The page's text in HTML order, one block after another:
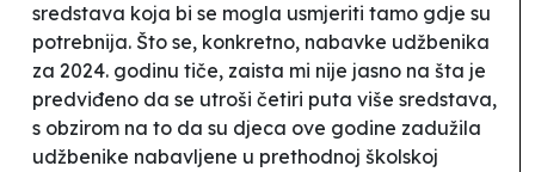
sredstava koja bi se mogla usmjeriti tamo gdje su
potrebnija. Što se, konkretno, nabavke udžbenika
za 2024. godinu tiče, zaista mi nije jasno na šta je
predviđeno da se utroši četiri puta više sredstava,
s obzirom na to da su djeca ove godine zadužila
udžbenike nabavljene u prethodnoj školskoj